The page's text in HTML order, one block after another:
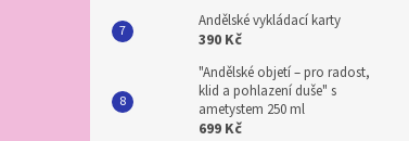
Andělské vykládací karty
390 Kč
"Andělské objetí – pro radost,
klid a pohlazení duše" s
ametystem 250 ml
699 Kč